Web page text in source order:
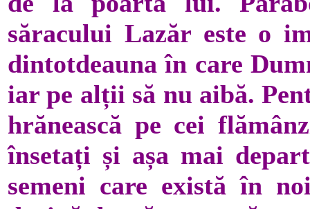
săracului Lazăr este o
dintotdeauna în care
iar pe alții să nu aibă.
hrănească pe cei
însetați și așa mai
semeni care există în